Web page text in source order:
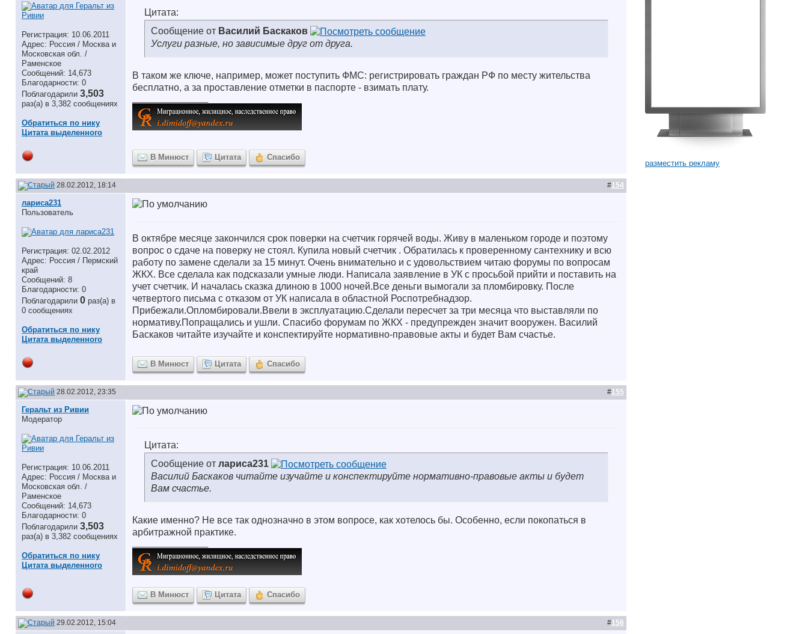
Регистрация: 10.06.2011
Адрес: Россия / Москва и
Московская обл. /
Раменское
Сообщений: 14,673
Благодарности: 0
Поблагодарили 3,503
раз(а) в 3,382 сообщениях
Обратиться по нику
Цитата выделенного
Цитата:
Сообщение от Василий Баскаков
Услуги разные, но зависимые друг от друга.
В таком же ключе, например, может поступить ФМС: регистрировать граждан РФ по месту жительства
бесплатно, а за проставление отметки в паспорте - взимать плату.
В Минюст Цитата Спасибо
28.02.2012, 18:14 #154
лариса231
Пользователь
Регистрация: 02.02.2012
Адрес: Россия / Пермский
край
Сообщений: 8
Благодарности: 0
Поблагодарили 0 раз(а) в
0 сообщениях
Обратиться по нику
Цитата выделенного
В октябре месяце закончился срок поверки на счетчик горячей воды. Живу в маленьком городе и поэтому
вопрос о сдаче на поверку не стоял. Купила новый счетчик . Обратилась к проверенному сантехнику и всю
работу по замене сделали за 15 минут. Очень внимательно и с удовольствием читаю форумы по вопросам
ЖКХ. Все сделала как подсказали умные люди. Написала заявление в УК с просьбой прийти и поставить на
учет счетчик. И началась сказка длиною в 1000 ночей.Все деньги вымогали за пломбировку. После
четвертого письма с отказом от УК написала в областной Роспотребнадзор.
Прибежали.Опломбировали.Ввели в эксплуатацию.Сделали пересчет за три месяца что выставляли по
нормативу.Попращались и ушли. Спасибо форумам по ЖКХ - предупрежден значит вооружен. Василий
Баскаков читайте изучайте и конспектируйте нормативно-правовые акты и будет Вам счастье.
В Минюст Цитата Спасибо
28.02.2012, 23:35 #155
Геральт из Ривии
Модератор
Регистрация: 10.06.2011
Адрес: Россия / Москва и
Московская обл. /
Раменское
Сообщений: 14,673
Благодарности: 0
Поблагодарили 3,503
раз(а) в 3,382 сообщениях
Обратиться по нику
Цитата выделенного
Цитата:
Сообщение от лариса231
Василий Баскаков читайте изучайте и конспектируйте нормативно-правовые акты и будет
Вам счастье.
Какие именно? Не все так однозначно в этом вопросе, как хотелось бы. Особенно, если покопаться в
арбитражной практике.
В Минюст Цитата Спасибо
29.02.2012, 15:04 #156
разместить рекламу